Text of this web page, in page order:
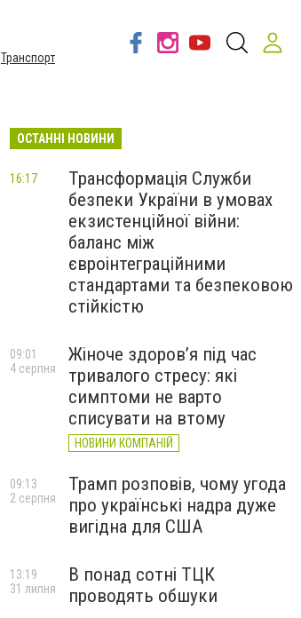
Транспорт
ОСТАННІ НОВИНИ
Трансформація Служби
безпеки України в умовах
екзистенційної війни:
баланс між
євроінтеграційними
стандартами та безпековою
стійкістю
16:17
Жіноче здоров’я під час
тривалого стресу: які
симптоми не варто
списувати на втому
НОВИНИ КОМПАНІЙ
09:01
4 серпня
Трамп розповів, чому угода
про українські надра дуже
вигідна для США
09:13
2 серпня
В понад сотні ТЦК
проводять обшуки
13:19
31 липня